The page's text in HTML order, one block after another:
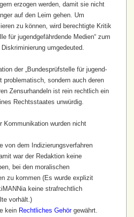
erzogen werden, damit sie nicht
auf den Leim gehen. Um
zu können, wird berechtigte Kritik
für jugend­gefährdende Medien“ zum
umgedeuted.
der „Bundes­prüfstelle für jugend­
problematisch, sondern auch deren
Zensur­handeln ist rein rechtlich ein
Rechtsstaates unwürdig.
Kommunikation wurden nicht
von dem Indizierungs­verfahren
war der Redaktion keine
bei den moralischen
zu kommen (Es wurde explizit
keine strafrechtlich
vorhält.)
kein Rechtliches Gehörgewährt.